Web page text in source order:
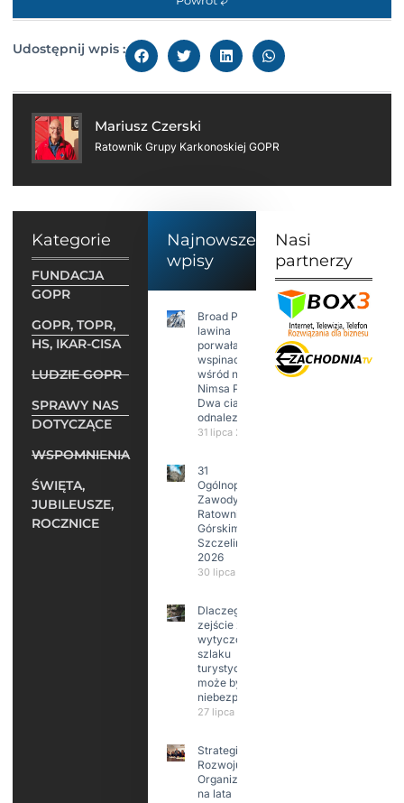
Udostępnij wpis :
Mariusz Czerski
Ratownik Grupy Karkonoskiej GOPR
Kategorie
FUNDACJA
GOPR
GOPR, TOPR,
HS, IKAR-CISA
LUDZIE GOPR
SPRAWY NAS
DOTYCZĄCE
WSPOMNIENIA
ŚWIĘTA,
JUBILEUSZE,
ROCZNICE
Najnowsze
wpisy
Broad Peak:
lawina
porwała 10
wspinaczy,
wśród nich
Nimsa Purję.
Dwa ciała
odnalezione.
31 lipca 2026
31
Ogólnopolskie
Zawody w
Ratownictwie
Górskim –
Szczeliniec
2026
30 lipca 2026
Dlaczego
zejście z
wytyczonego
szlaku
turystycznego
może być
niebezpieczne?
27 lipca 2026
Strategia
Rozwoju
Organizacji
na lata
Nasi
partnerzy